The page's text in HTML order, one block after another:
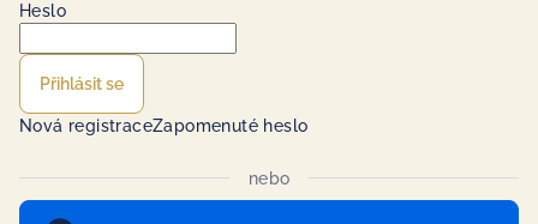
Heslo
Přihlásit se
Nová registraceZapomenuté heslo
nebo